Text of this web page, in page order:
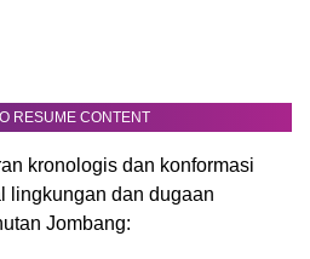
RESUME CONTENT
kronologis dan konformasi
lingkungan dan dugaan
Jombang: